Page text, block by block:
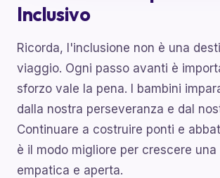
Inclusivo
Ricorda, l'inclusione non è una
viaggio. Ogni passo avanti è
sforzo vale la pena. I bambini
dalla nostra perseveranza e dal
Continuare a costruire ponti e
è il modo migliore per crescere
empatica e aperta.